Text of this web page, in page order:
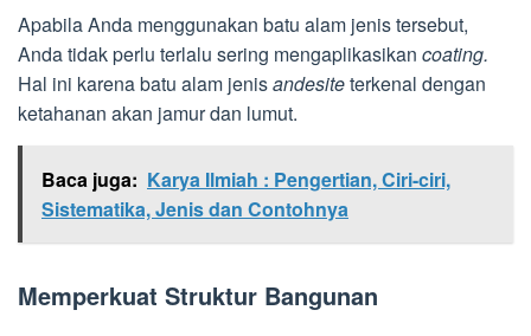
Apabila Anda menggunakan batu alam jenis tersebut,
Anda tidak perlu terlalu sering mengaplikasikan coating.
Hal ini karena batu alam jenisandesiteterkenal dengan
ketahanan akan jamur dan lumut.
Baca juga: Karya Ilmiah : Pengertian, Ciri-ciri,
Sistematika, Jenis dan Contohnya
Memperkuat Struktur Bangunan